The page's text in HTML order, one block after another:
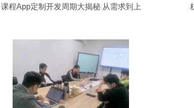
课程App定制开发周期大揭秘 从需求到上